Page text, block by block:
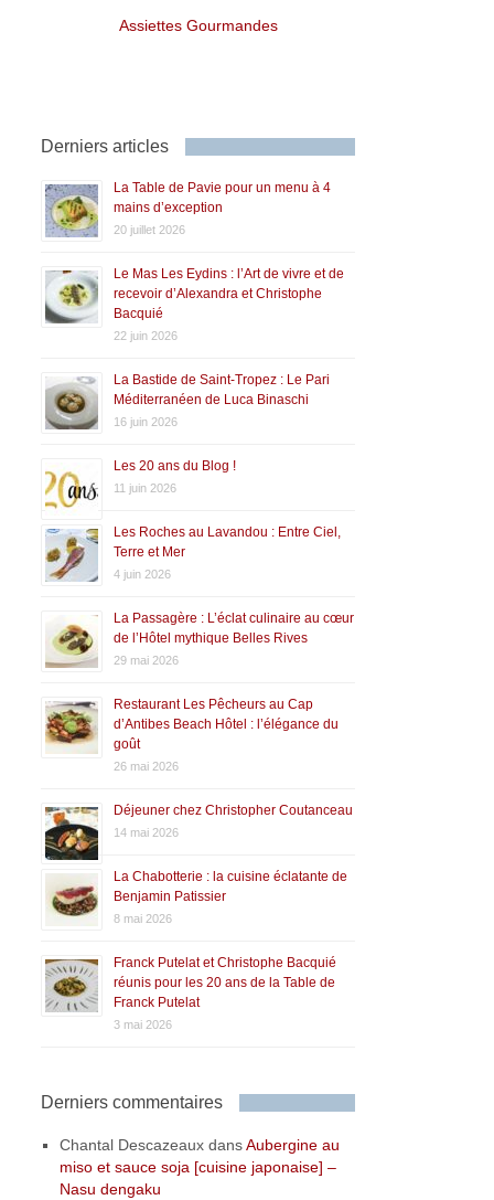
Assiettes Gourmandes
Derniers articles
La Table de Pavie pour un menu à 4
mains d’exception
20 juillet 2026
Le Mas Les Eydins : l’Art de vivre et de
recevoir d’Alexandra et Christophe
Bacquié
22 juin 2026
La Bastide de Saint-Tropez : Le Pari
Méditerranéen de Luca Binaschi
16 juin 2026
Les 20 ans du Blog !
11 juin 2026
Les Roches au Lavandou : Entre Ciel,
Terre et Mer
4 juin 2026
La Passagère : L’éclat culinaire au cœur
de l’Hôtel mythique Belles Rives
29 mai 2026
Restaurant Les Pêcheurs au Cap
d’Antibes Beach Hôtel : l’élégance du
goût
26 mai 2026
Déjeuner chez Christopher Coutanceau
14 mai 2026
La Chabotterie : la cuisine éclatante de
Benjamin Patissier
8 mai 2026
Franck Putelat et Christophe Bacquié
réunis pour les 20 ans de la Table de
Franck Putelat
3 mai 2026
Derniers commentaires
Chantal Descazeaux dansAubergine au
miso et sauce soja [cuisine japonaise] –
Nasu dengaku